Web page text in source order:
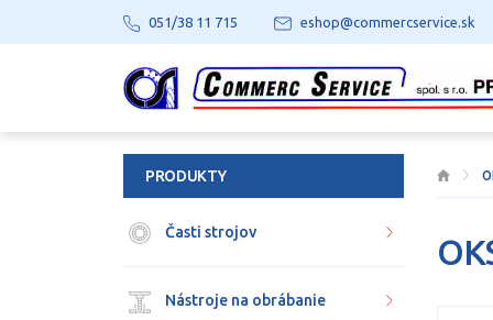
PRODUKTY
Časti strojov
Nástroje na obrábanie
051/38 11 715 eshop@commercservice.sk